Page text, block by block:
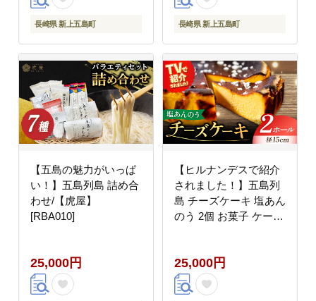
長崎県 新上五島町
[RBA043]
長崎県 新上五島町
【五島の魅力がいっぱ
い！】五島列島 詰め合
わせ/【虎屋】
[RBA010]
25,000円
【ヒルナンデスで紹介
されました！】五島列
島 チーズケーキ 塩あん
のう 2個 お菓子 ケーキ
25,000円